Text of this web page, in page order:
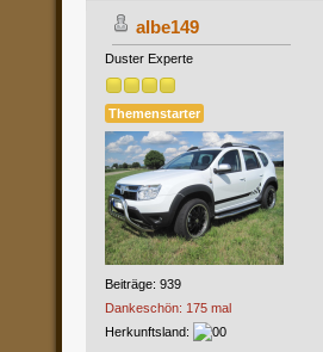
albe149
Duster Experte
Themenstarter
Beiträge: 939
Dankeschön: 175 mal
Herkunftsland: